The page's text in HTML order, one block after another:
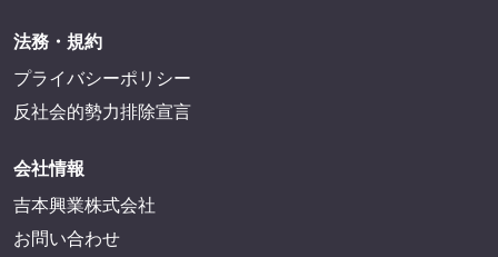
法務・規約
プライバシーポリシー
反社会的勢力排除宣言
会社情報
吉本興業株式会社
お問い合わせ